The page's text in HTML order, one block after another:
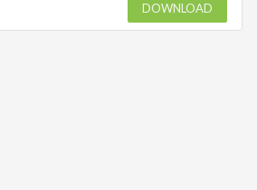
DOWNLOAD